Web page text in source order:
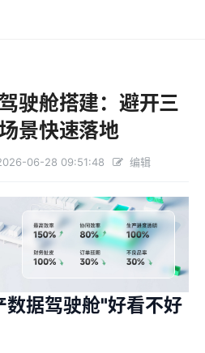
驶舱搭建：避开三
景快速落地
06-28 09:51:48 编辑
数据驾驶舱"好看不好